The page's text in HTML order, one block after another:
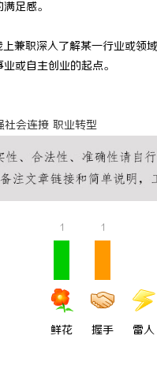
足感。
兼职深入了解某一行业或领
或自主创业的起点。
社会连接 职业转型
1
鲜花
1
握手 雷人
视觉激光打标系列：精